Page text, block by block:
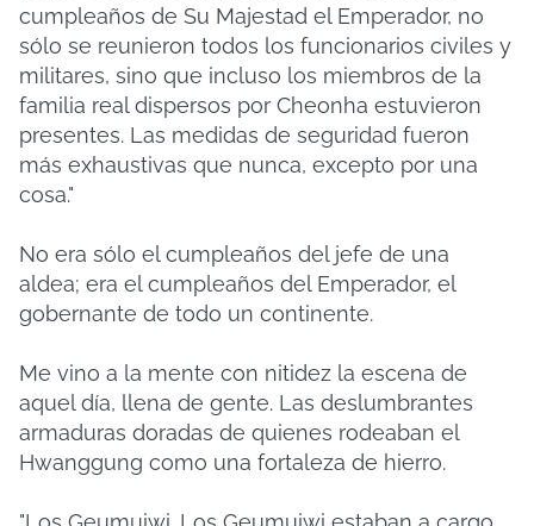
cumpleaños de Su Majestad el Emperador, no
sólo se reunieron todos los funcionarios civiles y
militares, sino que incluso los miembros de la
familia real dispersos por Cheonha estuvieron
presentes. Las medidas de seguridad fueron
más exhaustivas que nunca, excepto por una
cosa."
No era sólo el cumpleaños del jefe de una
aldea; era el cumpleaños del Emperador, el
gobernante de todo un continente.
Me vino a la mente con nitidez la escena de
aquel día, llena de gente. Las deslumbrantes
armaduras doradas de quienes rodeaban el
Hwanggung como una fortaleza de hierro.